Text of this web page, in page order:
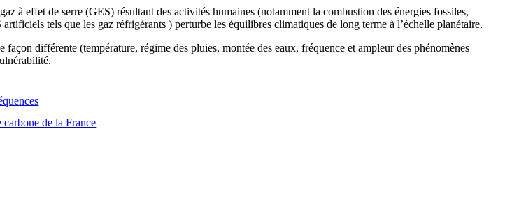
à effet de serre (GES) résultant des activités humaines (notamment la combustion des énergies fossiles,
tels que les gaz réfrigérants ) perturbe les équilibres climatiques de long terme à l’échelle planétaire.
façon différente (température, régime des pluies, montée des eaux, fréquence et ampleur des phénomènes
carbone de la France